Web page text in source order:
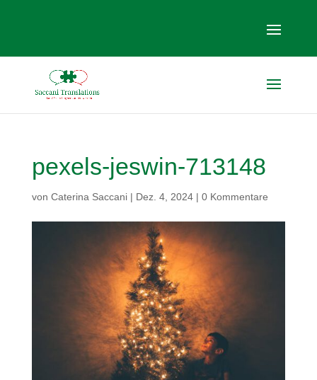
pexels-jeswin-713148
von Caterina Saccani| Dez. 4, 2024| 0 Kommentare